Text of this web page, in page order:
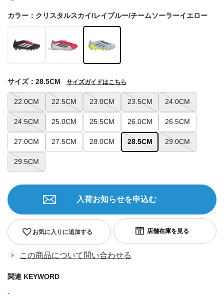
カラー：クリスタルスカイ/レイブルー/チームソーラーイエロー
22.0CM 22.5CM 23.0CM 23.5CM 24.0CM
24.5CM 25.0CM 25.5CM 26.0CM 26.5CM
27.0CM 27.5CM 28.0CM 28.5CM 29.0CM
29.5CM
サイズ：28.5CM サイズガイドはこちら
お気に入りに追加する
入荷お知らせを申込む
この商品について問い合わせる
関連 KEYWORD
-